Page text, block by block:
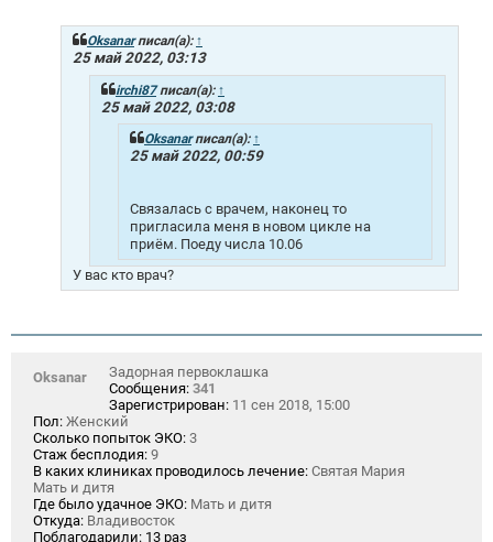
Oksanarписал(а): ↑
25 май 2022, 03:13
irchi87писал(а): ↑
25 май 2022, 03:08
Oksanarписал(а): ↑
25 май 2022, 00:59
Связалась с врачем, наконец то
пригласила меня в новом цикле на
приём. Поеду числа 10.06
У вас кто врач?
Oksanar
Задорная первоклашка
Сообщения: 341
Зарегистрирован: 11 сен 2018, 15:00
Пол: Женский
Сколько попыток ЭКО: 3
Стаж бесплодия: 9
В каких клиниках проводилось лечение: Святая Мария
Мать и дитя
Где было удачное ЭКО: Мать и дитя
Откуда: Владивосток
Поблагодарили: 13 раз